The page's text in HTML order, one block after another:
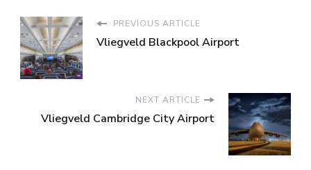
PREVIOUS ARTICLE
Vliegveld Blackpool Airport
NEXT ARTICLE
Vliegveld Cambridge City Airport